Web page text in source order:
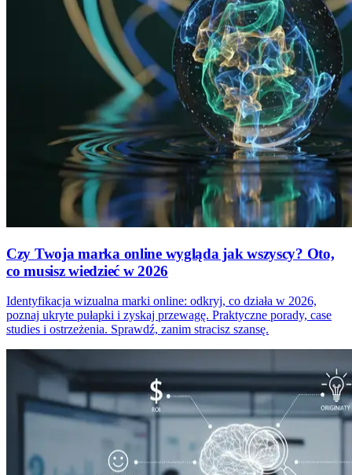
Czy Twoja marka online wygląda jak wszyscy? Oto,
co musisz wiedzieć w 2026
Identyfikacja wizualna marki online: odkryj, co działa w 2026,
poznaj ukryte pułapki i zyskaj przewagę. Praktyczne porady, case
studies i ostrzeżenia. Sprawdź, zanim stracisz szansę.